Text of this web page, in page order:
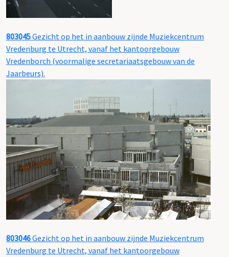
803045Gezicht op het in aanbouw zijnde Muziekcentrum
Vredenburg te Utrecht, vanaf het kantoorgebouw
Vredenborch (voormalige secretariaatsgebouw van de
Jaarbeurs).
803046Gezicht op het in aanbouw zijnde Muziekcentrum
Vredenburg te Utrecht, vanaf het kantoorgebouw